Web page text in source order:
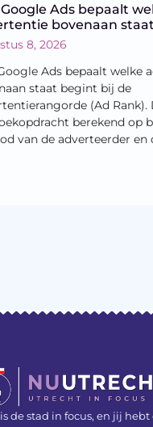
Ads bepaalt
bovenaan
8, 2026
Ads bepaalt welke
staat begint bij de
(Ad Rank).
berekend op
van de adverteerder en
de stad in focus, en jij hebt